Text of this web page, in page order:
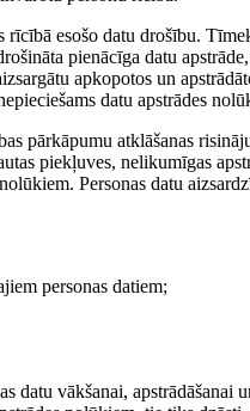
esošo datu drošību.
pienācīga datu
apkopotos un
datu apstrādes
pārkāpumu atklāšanas
piekļuves, nelikumīgas
Personas datu
personas datiem;
vākšanai,